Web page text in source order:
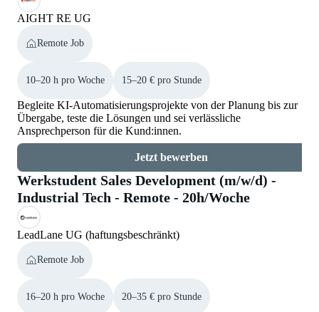
AIGHT RE UG
Remote Job
10–20 h pro Woche 15–20 € pro Stunde
Begleite KI-Automatisierungsprojekte von der Planung bis zur
Übergabe, teste die Lösungen und sei verlässliche
Ansprechperson für die Kund:innen.
Jetzt bewerben
Werkstudent Sales Development (m/w/d) -
Industrial Tech - Remote - 20h/Woche
LeadLane UG (haftungsbeschränkt)
Remote Job
16–20 h pro Woche 20–35 € pro Stunde